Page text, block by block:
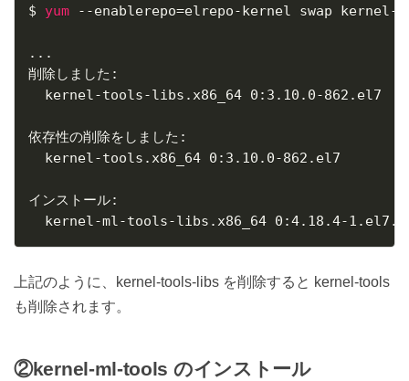
$ yum --enablerepo=elrepo-kernel swap
.. .
削除しました:
  kernel-tools-libs.x86_64 0:3.10.0-862.el7
依存性の削除をしました:
  kernel-tools.x86_64 0:3.10.0-862.el7
インストール:
kernel-ml-tools-libs.x86_64 0:4.18.4-
上記のように、kernel-tools-libs を削除すると kernel-tools
も削除されます。
②kernel-ml-tools のインストール